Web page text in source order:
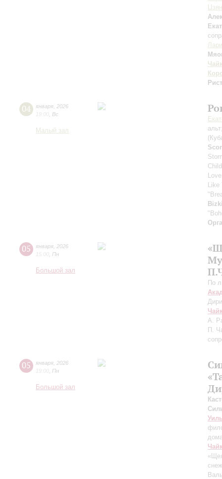
04 января 2026
19:00 Вс
Малый зал
05 января 2026
15:00 Пн
Большой зал
По
А.
П.
05 января 2026
19:00 Пн
Большой зал